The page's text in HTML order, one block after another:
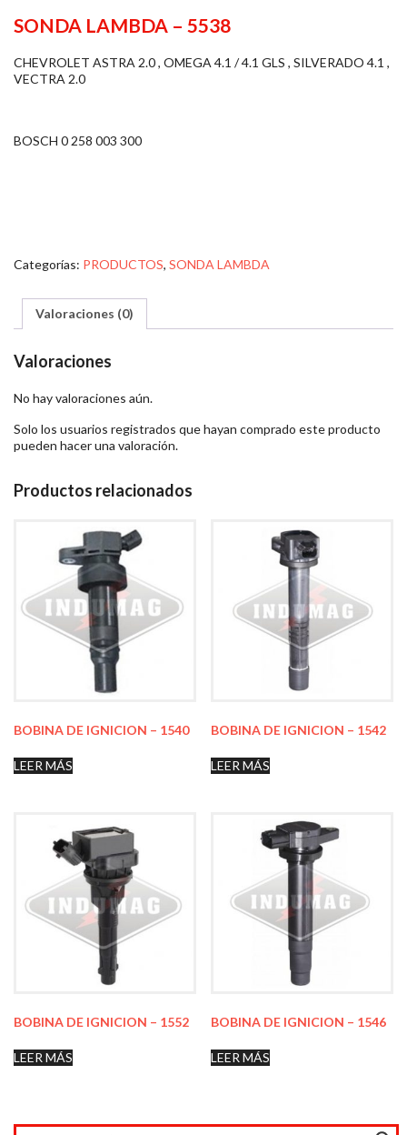
SONDA LAMBDA – 5538
CHEVROLET ASTRA 2.0 , OMEGA 4.1 / 4.1 GLS , SILVERADO 4.1 ,
VECTRA 2.0
BOSCH 0 258 003 300
Categorías: PRODUCTOS, SONDA LAMBDA
Valoraciones (0)
Valoraciones
No hay valoraciones aún.
Solo los usuarios registrados que hayan comprado este producto
pueden hacer una valoración.
Productos relacionados
BOBINA DE IGNICION – 1540
LEER MÁS
BOBINA DE IGNICION – 1542
LEER MÁS
BOBINA DE IGNICION – 1552
LEER MÁS
BOBINA DE IGNICION – 1546
LEER MÁS